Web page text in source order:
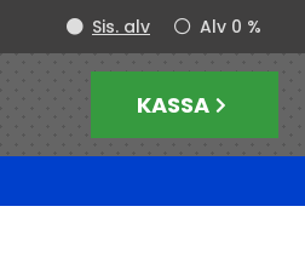
Alv 0 %
Sis. alv
KASSA